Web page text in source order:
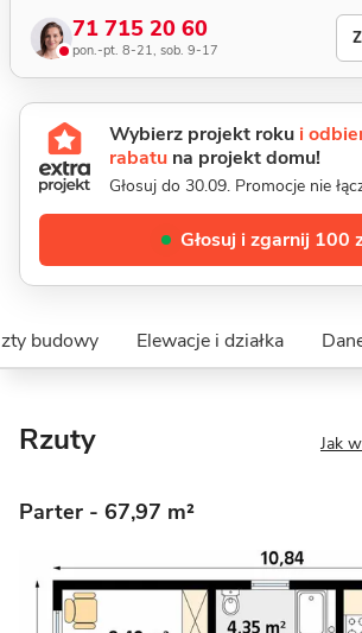
71 715 20 60
pon.-pt. 8-21, sob. 9-17
Wybierz projekt roku i
rabatu na projekt domu!
Głosuj do 30.09. Promocje nie
Głosuj i zgarnij 100
budowy Elewacje i działka
Rzuty Jak
Parter - 67,97 m²